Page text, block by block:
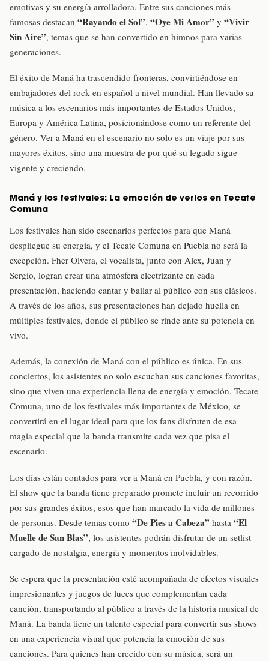
emotivas y su energía arrolladora. Entre sus canciones más
famosas destacan “Rayando el Sol”, “Oye Mi Amor” y “Vivir
Sin Aire”, temas que se han convertido en himnos para varias
generaciones.
El éxito de Maná ha trascendido fronteras, convirtiéndose en
embajadores del rock en español a nivel mundial. Han llevado su
música a los escenarios más importantes de Estados Unidos,
Europa y América Latina, posicionándose como un referente del
género. Ver a Maná en el escenario no solo es un viaje por sus
mayores éxitos, sino una muestra de por qué su legado sigue
vigente y creciendo.
Maná y los festivales: La emoción de verlos en Tecate
Comuna
Los festivales han sido escenarios perfectos para que Maná
despliegue su energía, y el Tecate Comuna en Puebla no será la
excepción. Fher Olvera, el vocalista, junto con Alex, Juan y
Sergio, logran crear una atmósfera electrizante en cada
presentación, haciendo cantar y bailar al público con sus clásicos.
A través de los años, sus presentaciones han dejado huella en
múltiples festivales, donde el público se rinde ante su potencia en
vivo.
Además, la conexión de Maná con el público es única. En sus
conciertos, los asistentes no solo escuchan sus canciones favoritas,
sino que viven una experiencia llena de energía y emoción. Tecate
Comuna, uno de los festivales más importantes de México, se
convertirá en el lugar ideal para que los fans disfruten de esa
magia especial que la banda transmite cada vez que pisa el
escenario.
Los días están contados para ver a Maná en Puebla, y con razón.
El show que la banda tiene preparado promete incluir un recorrido
por sus grandes éxitos, esos que han marcado la vida de millones
de personas. Desde temas como “De Pies a Cabeza” hasta “El
Muelle de San Blas”, los asistentes podrán disfrutar de un setlist
cargado de nostalgia, energía y momentos inolvidables.
Se espera que la presentación esté acompañada de efectos visuales
impresionantes y juegos de luces que complementan cada
canción, transportando al público a través de la historia musical de
Maná. La banda tiene un talento especial para convertir sus shows
en una experiencia visual que potencia la emoción de sus
canciones. Para quienes han crecido con su música, será un